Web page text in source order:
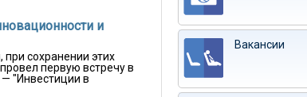
и
сохранении этих
первую встречу в
"Инвестиции в
Вакансии